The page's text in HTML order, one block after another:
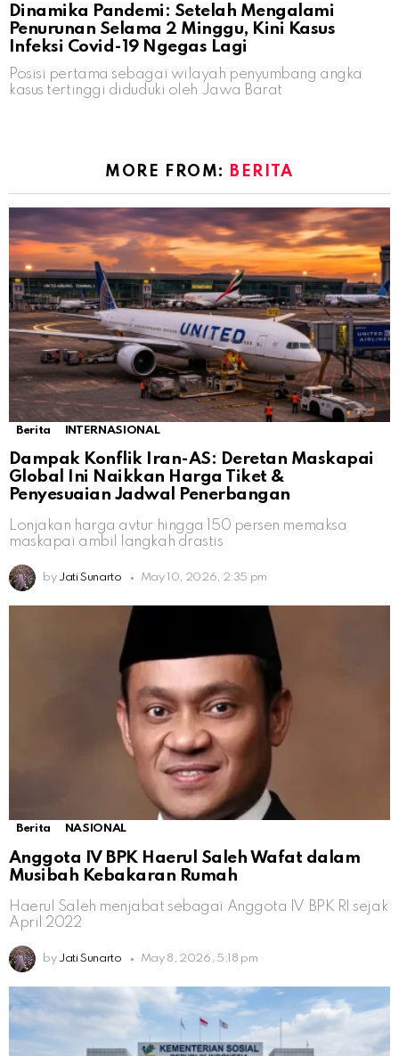
Dinamika Pandemi: Setelah Mengalami
Penurunan Selama 2 Minggu, Kini Kasus
Infeksi Covid-19 Ngegas Lagi
Posisi pertama sebagai wilayah penyumbang angka
kasus tertinggi diduduki oleh Jawa Barat
MORE FROM: BERITA
Berita INTERNASIONAL
Dampak Konflik Iran-AS: Deretan Maskapai
Global Ini Naikkan Harga Tiket &
Penyesuaian Jadwal Penerbangan
Lonjakan harga avtur hingga 150 persen memaksa
maskapai ambil langkah drastis
by Jati Sunarto May 10, 2026, 2:35 pm
Berita NASIONAL
Anggota IV BPK Haerul Saleh Wafat dalam
Musibah Kebakaran Rumah
Haerul Saleh menjabat sebagai Anggota IV BPK RI sejak
April 2022
by Jati Sunarto May 8, 2026, 5:18 pm